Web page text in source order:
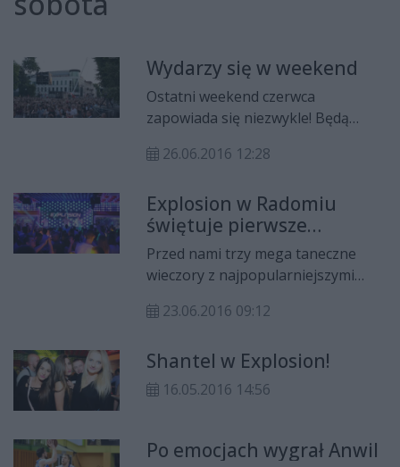
Wydarzy się w weekend
Ostatni weekend czerwca
zapowiada się niezwykle! Będą
kilka sportowych wydarzeń.
się oficjalne obchody radomskiego
Czerwca 1976.
26.06.2016 12:28
Explosion w Radomiu
świętuje pierwsze
urodziny!
Przed nami trzy mega taneczne
wieczory z najpopularniejszymi
Polsce. Klub Explosion w Radomiu
urodziny. Wystąpią przed nami m.in.
takie formacje jak: Playboys, After
nagrodami!
23.06.2016 09:12
Shantel w Explosion!
16.05.2016 14:56
Po emocjach wygrał Anwil